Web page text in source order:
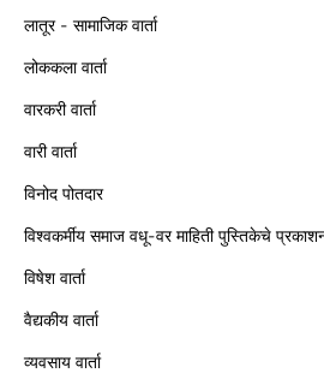
लातूर - सामाजिक वार्ता
लोककला वार्ता
वारकरी वार्ता
वारी वार्ता
विनोद पोतदार
विश्वकर्मीय समाज वधू-वर माहिती पुस्तिकेचे
विषेश वार्ता
वैद्यकीय वार्ता
व्यवसाय वार्ता